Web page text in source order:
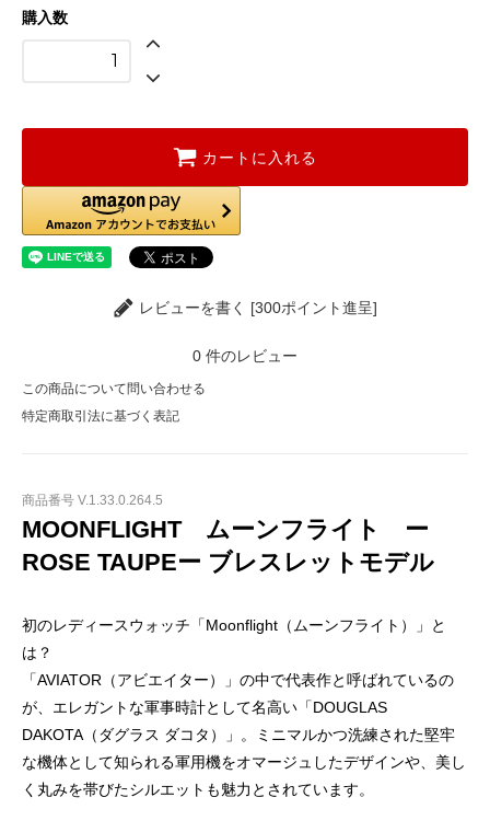
購入数
カートに入れる
レビューを書く [300ポイント進呈]
0 件のレビュー
この商品について問い合わせる
特定商取引法に基づく表記
商品番号 V.1.33.0.264.5
MOONFLIGHT ムーンフライト ー
ROSE TAUPEー ブレスレットモデル
初のレディースウォッチ「Moonflight（ムーンフライト）」と
は？
「AVIATOR（アビエイター）」の中で代表作と呼ばれているの
が、エレガントな軍事時計として名高い「DOUGLAS
DAKOTA（ダグラス ダコタ）」。ミニマルかつ洗練された堅牢
な機体として知られる軍用機をオマージュしたデザインや、美し
く丸みを帯びたシルエットも魅力とされています。